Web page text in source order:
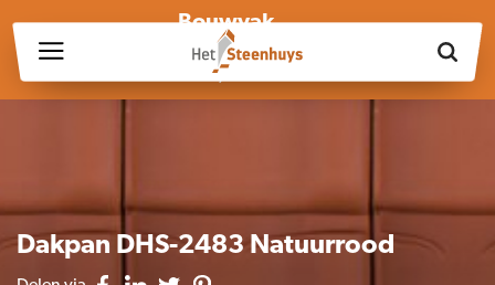
Bouwvak
Wij zijn wegens de bouwvak gesloten op vrijdag 17 juli en in
week 30, 31 en 32.
Dakpan DHS-2483 Natuurrood